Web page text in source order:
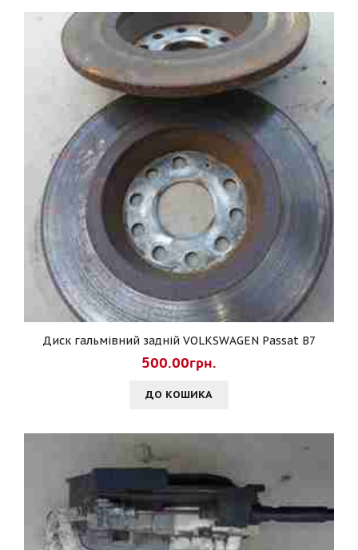
Диск гальмівний задній VOLKSWAGEN Passat B7
500.00грн.
ДО КОШИКА